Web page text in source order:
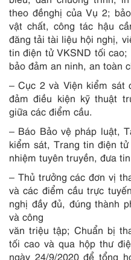
theo đềnghị của Vụ 2;
vật chất, công tác hậu
đăng tải tài liệu hội nghị,
tin điện tử VKSND tối
bảo đảm an ninh, an toàn
– Cục 2 và Viện kiểm sát
đảm điều kiện kỹ thuật
giữa các điểm cầu.
– Báo Bảo vệ pháp luật,
kiểm sát, Trang tin điện
nhiệm tuyên truyền, đưa
– Thủ trưởng các đơn vị
và các điểm cầu trực
nghị đầy đủ, đúng thành
và công
văn triệu tập; Chuẩn bị
tối cao và qua hộp thư
ngày 24/9/2020 để tổng